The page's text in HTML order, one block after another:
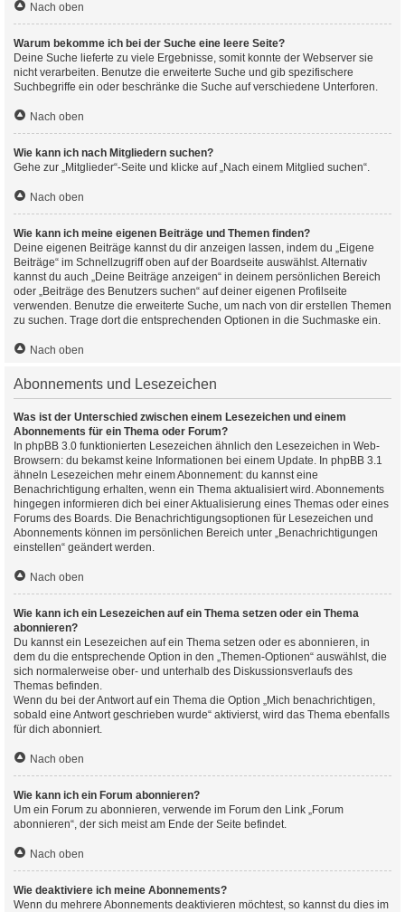
Nach oben
Warum bekomme ich bei der Suche eine leere Seite?
Deine Suche lieferte zu viele Ergebnisse, somit konnte der Webserver sie
nicht verarbeiten. Benutze die erweiterte Suche und gib spezifischere
Suchbegriffe ein oder beschränke die Suche auf verschiedene Unterforen.
Nach oben
Wie kann ich nach Mitgliedern suchen?
Gehe zur „Mitglieder“-Seite und klicke auf „Nach einem Mitglied suchen“.
Nach oben
Wie kann ich meine eigenen Beiträge und Themen finden?
Deine eigenen Beiträge kannst du dir anzeigen lassen, indem du „Eigene
Beiträge“ im Schnellzugriff oben auf der Boardseite auswählst. Alternativ
kannst du auch „Deine Beiträge anzeigen“ in deinem persönlichen Bereich
oder „Beiträge des Benutzers suchen“ auf deiner eigenen Profilseite
verwenden. Benutze die erweiterte Suche, um nach von dir erstellen Themen
zu suchen. Trage dort die entsprechenden Optionen in die Suchmaske ein.
Nach oben
Abonnements und Lesezeichen
Was ist der Unterschied zwischen einem Lesezeichen und einem
Abonnements für ein Thema oder Forum?
In phpBB 3.0 funktionierten Lesezeichen ähnlich den Lesezeichen in Web-
Browsern: du bekamst keine Informationen bei einem Update. In phpBB 3.1
ähneln Lesezeichen mehr einem Abonnement: du kannst eine
Benachrichtigung erhalten, wenn ein Thema aktualisiert wird. Abonnements
hingegen informieren dich bei einer Aktualisierung eines Themas oder eines
Forums des Boards. Die Benachrichtigungsoptionen für Lesezeichen und
Abonnements können im persönlichen Bereich unter „Benachrichtigungen
einstellen“ geändert werden.
Nach oben
Wie kann ich ein Lesezeichen auf ein Thema setzen oder ein Thema
abonnieren?
Du kannst ein Lesezeichen auf ein Thema setzen oder es abonnieren, in
dem du die entsprechende Option in den „Themen-Optionen“ auswählst, die
sich normalerweise ober- und unterhalb des Diskussionsverlaufs des
Themas befinden.
Wenn du bei der Antwort auf ein Thema die Option „Mich benachrichtigen,
sobald eine Antwort geschrieben wurde“ aktivierst, wird das Thema ebenfalls
für dich abonniert.
Nach oben
Wie kann ich ein Forum abonnieren?
Um ein Forum zu abonnieren, verwende im Forum den Link „Forum
abonnieren“, der sich meist am Ende der Seite befindet.
Nach oben
Wie deaktiviere ich meine Abonnements?
Wenn du mehrere Abonnements deaktivieren möchtest, so kannst du dies im